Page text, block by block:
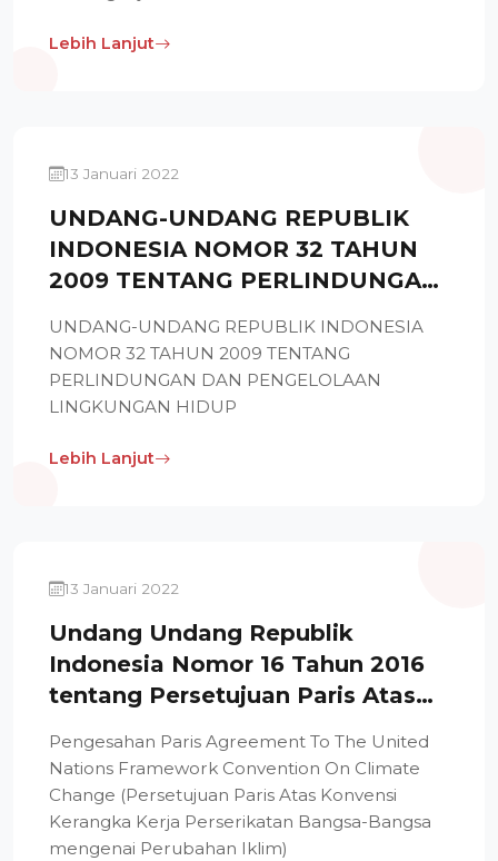
Lebih Lanjut
13 Januari 2022
UNDANG-UNDANG REPUBLIK
INDONESIA NOMOR 32 TAHUN
2009 TENTANG PERLINDUNGAN
LINGKUNGAN HIDUP
UNDANG-UNDANG REPUBLIK INDONESIA
NOMOR 32 TAHUN 2009 TENTANG
PERLINDUNGAN DAN PENGELOLAAN
LINGKUNGAN HIDUP
Lebih Lanjut
13 Januari 2022
Undang Undang Republik
Indonesia Nomor 16 Tahun 2016
tentang Persetujuan Paris Atas
Perserikatan Bangsa-Bangsa
mengenai Perubahan Iklim
Pengesahan Paris Agreement To The United
Nations Framework Convention On Climate
Change (Persetujuan Paris Atas Konvensi
Kerangka Kerja Perserikatan Bangsa-Bangsa
mengenai Perubahan Iklim)